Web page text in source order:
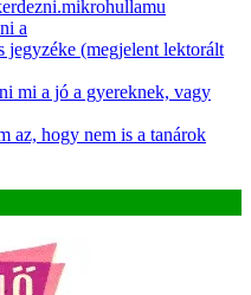
a
jegyzéke (megjelent lektorált
mi a jó a gyereknek, vagy
az, hogy nem is a tanárok